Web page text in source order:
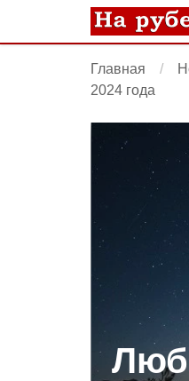
Главная
2024 года